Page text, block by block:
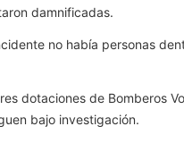
damnificadas.
no había personas
dotaciones de Bomberos
bajo investigación.